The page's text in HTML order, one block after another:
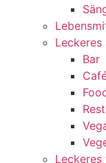
Leckeres
Bar
Leckeres